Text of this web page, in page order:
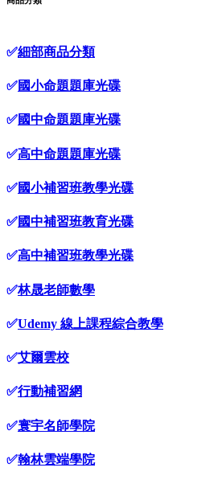
✅細部商品分類
✅國小命題題庫光碟
✅國中命題題庫光碟
✅高中命題題庫光碟
✅國小補習班教學光碟
✅國中補習班教育光碟
✅高中補習班教學光碟
✅林晟老師數學
✅Udemy 線上課程綜合教學
✅艾爾雲校
✅行動補習網
✅寰宇名師學院
✅翰林雲端學院